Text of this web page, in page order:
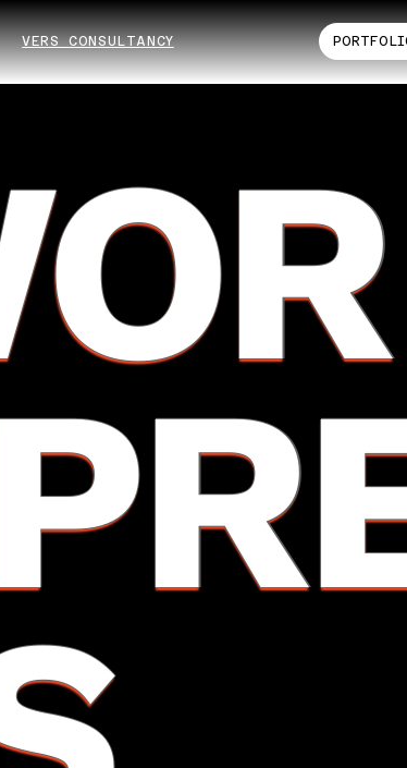
VERS CONSULTANCY